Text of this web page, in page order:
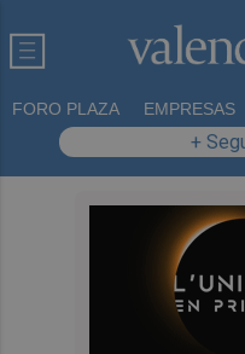
FORO PLAZA EMPRESAS
+